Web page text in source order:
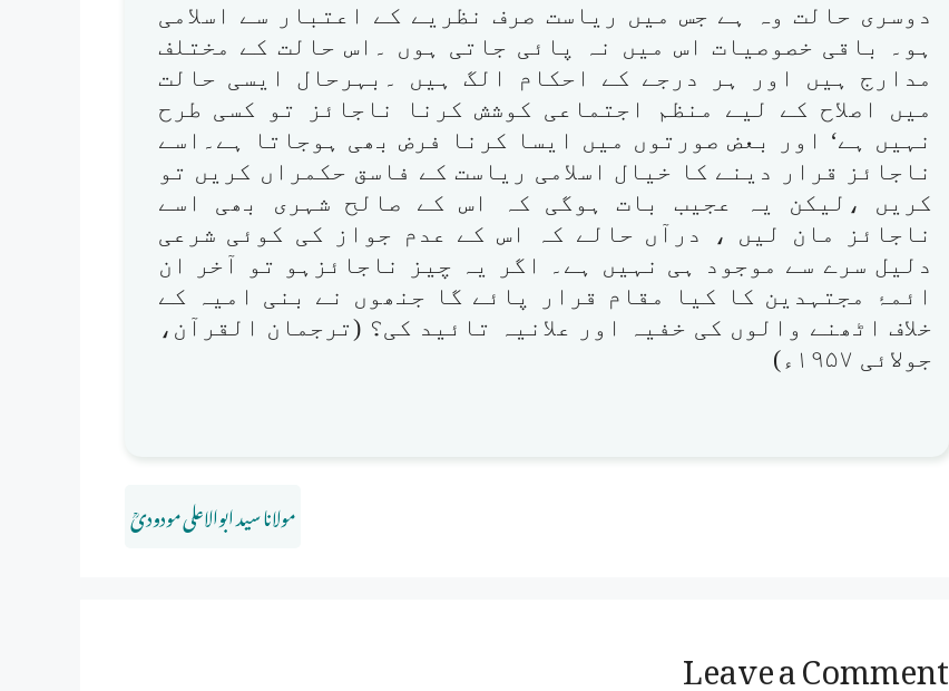
دوسری حالت وہ ہے جس میں ریاست صرف نظریے کے اعتبار سے اسلامی
ہو۔ باقی خصوصیات اس میں نہ پائی جاتی ہوں ۔اس حالت کے مختلف
مدارج ہیں اور ہر درجے کے احکام الگ ہیں ۔بہرحال ایسی حالت
میں اصلاح کے لیے منظم اجتماعی کوشش کرنا ناجائز تو کسی طرح
نہیں ہے‘ اور بعض صورتوں میں ایسا کرنا فرض بھی ہوجاتا ہے۔اسے
ناجائز قرار دینے کا خیال اسلامی ریاست کے فاسق حکمراں کریں تو
کریں ،لیکن یہ عجیب بات ہوگی کہ اس کے صالح شہری بھی اسے
ناجائز مان لیں ، درآں حالے کہ اس کے عدم جواز کی کوئی شرعی
دلیل سرے سے موجود ہی نہیں ہے۔ اگر یہ چیز ناجائزہو تو آخر ان
ائمۂ مجتہدین کا کیا مقام قرار پائے گا جنھوں نے بنی امیہ کے
خلاف اٹھنے والوں کی خفیہ اور علانیہ تائید کی؟ (ترجمان القرآن،
جولائی ۱۹۵۷ء)
مولانا سید ابوالاعلی مودودیؒ
Leave a Comment